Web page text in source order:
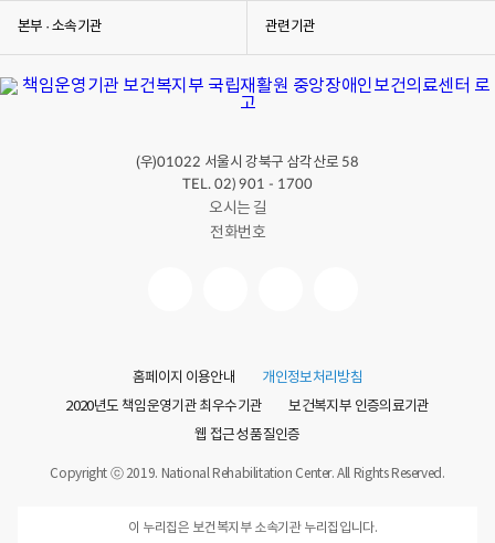
본부 · 소속기관 관련기관
(우)01022 서울시 강북구 삼각산로 58
TEL. 02) 901 - 1700
오시는 길
전화번호
홈페이지 이용안내
개인정보처리방침
2020년도 책임운영기관 최우수기관
보건복지부 인증의료기관
웹 접근성 품질인증
Copyright ⓒ 2019. National Rehabilitation Center. All Rights Reserved.
이 누리집은 보건복지부 소속기관 누리집입니다.